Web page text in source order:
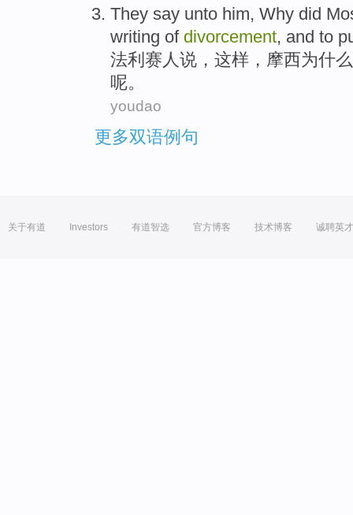
They say unto him, Why did
writing of divorcement, and to
法利赛 人 说 ， 这样 ， 摩西为什么
呢。
youdao
更多双语例句
关于有道 Investors 有道智选 官方博客 技术博客 诚聘英才